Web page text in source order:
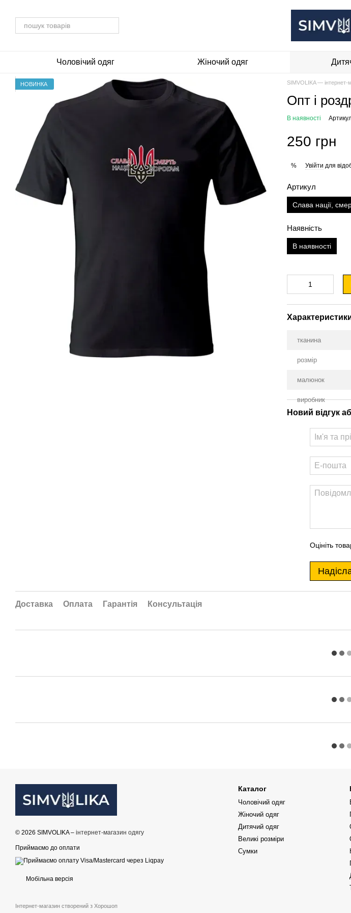
Чоловічий одяг Жіночий одяг
НОВИНКА SIMVOLIKA — інтернет-
Опт і
В наявності
250 грн
% Увійти для
Артикул
Слава нації,
Наявність
В наявності
тканина
розмір
малюнок
виробник
Новий відгук
Оцініть
Доставка Оплата Гарантія Консультація
© 2026 SIMVOLIKA – інтернет-магазин одягу
Приймаємо до оплати
Мобільна версія
Інтернет-магазин створений з Хорошоп
Каталог
Чоловічий одяг
Жіночий одяг
Дитячий одяг
Великі розміри
Сумки